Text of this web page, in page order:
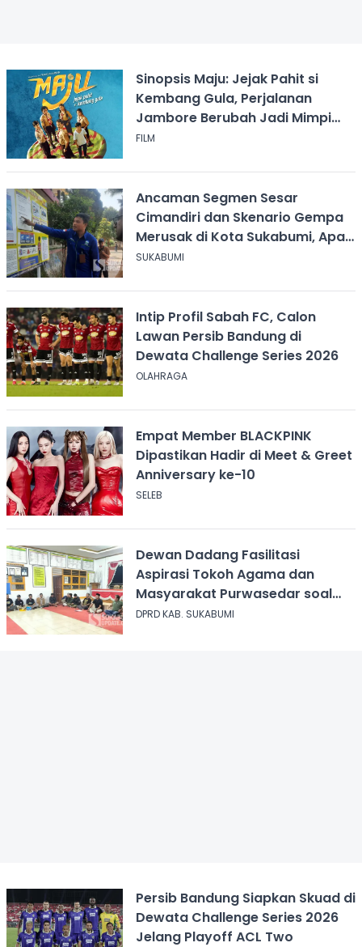
Sinopsis Maju: Jejak Pahit si
Kembang Gula, Perjalanan
Jambore Berubah Jadi Mimpi
Buruk
FILM
Ancaman Segmen Sesar
Cimandiri dan Skenario Gempa
Merusak di Kota Sukabumi, Apa
yang Harus Dilakukan?
SUKABUMI
Intip Profil Sabah FC, Calon
Lawan Persib Bandung di
Dewata Challenge Series 2026
OLAHRAGA
Empat Member BLACKPINK
Dipastikan Hadir di Meet & Greet
Anniversary ke-10
SELEB
Dewan Dadang Fasilitasi
Aspirasi Tokoh Agama dan
Masyarakat Purwasedar soal
Penolakan Konser Reggae
DPRD KAB. SUKABUMI
Persib Bandung Siapkan Skuad di
Dewata Challenge Series 2026
Jelang Playoff ACL Two